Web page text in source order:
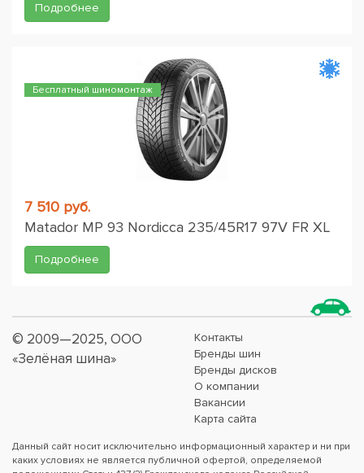
Подробнее
Бесплатный шиномонтаж
7 510 руб.
Matador MP 93 Nordicca 235/45R17 97V FR XL
Подробнее
© 2009—2025, ООО
«Зелёная шина»
Контакты
Бренды шин
Бренды дисков
О компании
Вакансии
Карта сайта
Данный сайт носит исключительно информационный характер и ни при
каких условиях не является публичной офертой, определяемой